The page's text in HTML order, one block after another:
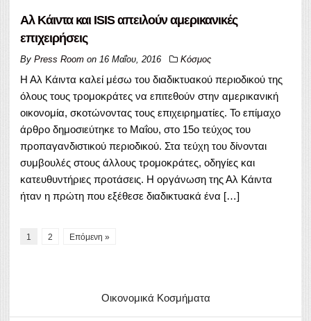
Αλ Κάιντα και ISIS απειλούν αμερικανικές
επιχειρήσεις
By Press Room on 16 Μαΐου, 2016 Κόσμος
Η Αλ Κάιντα καλεί μέσω του διαδικτυακού περιοδικού της
όλους τους τρομοκράτες να επιτεθούν στην αμερικανική
οικονομία, σκοτώνοντας τους επιχειρηματίες. Το επίμαχο
άρθρο δημοσιεύτηκε το Μαΐου, στο 15ο τεύχος του
προπαγανδιστικού περιοδικού. Στα τεύχη του δίνονται
συμβουλές στους άλλους τρομοκράτες, οδηγίες και
κατευθυντήριες προτάσεις. Η οργάνωση της Αλ Κάιντα
ήταν η πρώτη που εξέθεσε διαδικτυακά ένα […]
1 2 Επόμενη »
Οικονομικά Κοσμήματα